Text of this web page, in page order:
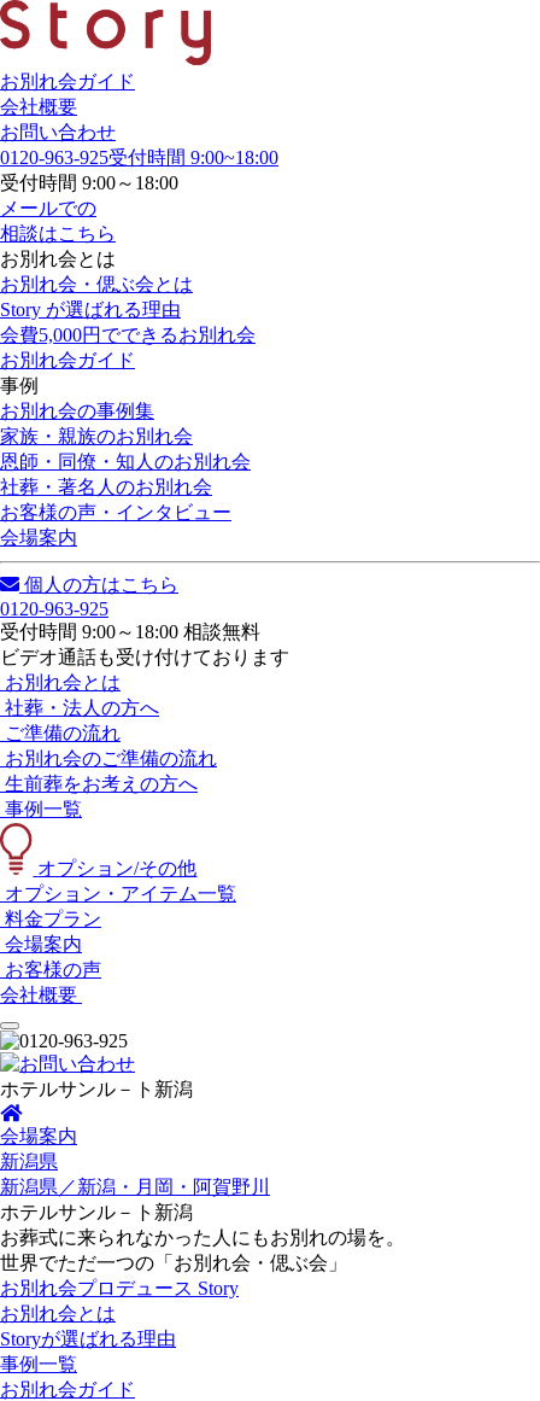
お別れ会ガイド
会社概要
お問い合わせ
0120-963-925受付時間 9:00~18:00
受付時間 9:00～18:00
メールでの
相談はこちら
お別れ会とは
お別れ会・偲ぶ会とは
Story が選ばれる理由
会費5,000円でできるお別れ会
お別れ会ガイド
事例
お別れ会の事例集
家族・親族のお別れ会
恩師・同僚・知人のお別れ会
社葬・著名人のお別れ会
お客様の声・インタビュー
会場案内
個人の方はこちら
0120-963-925
受付時間 9:00～18:00 相談無料
ビデオ通話も受け付けております
お別れ会とは
社葬・法人の方へ
ご準備の流れ
お別れ会のご準備の流れ
生前葬をお考えの方へ
事例一覧
オプション/その他
オプション・アイテム一覧
料金プラン
会場案内
お客様の声
会社概要
ホテルサンル－ト新潟
会場案内
新潟県
新潟県／新潟・月岡・阿賀野川
ホテルサンル－ト新潟
お葬式に来られなかった人にもお別れの場を。
世界でただ一つの「お別れ会・偲ぶ会」
お別れ会プロデュース Story
お別れ会とは
Storyが選ばれる理由
事例一覧
お別れ会ガイド